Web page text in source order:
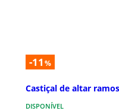
-11 %
Castiçal de altar
DISPONÍVEL